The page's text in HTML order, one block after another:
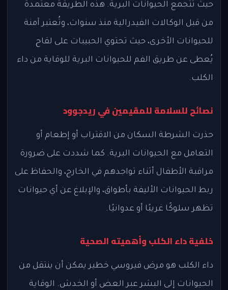
حيث تتجمع الحيوانات البرية. هذه الطريقة معتمدة
من قبل الوكالات الفيدرالية منذ سنوات، وتُعتبر آمنة
للحيوانات الأخرى، حيث تحتوي الحبيبات على لقاح
يُعطى عن طريق الفم للحيوانات البرية للوقاية من داء
الكلب.
نصائح للسلامة للمقيمين في ريدجوود
حذرت الشرطة السكان من الاقتراب أو إطعام أو
التعامل مع الحيوانات البرية. كما شددت على ضرورة
مراقبة الأطفال أثناء تواجدهم في الخارج، والحفاظ على
ربط الحيوانات الأليفة بأطواق، والإبلاغ عن أي حيوانات
تظهر سلوكًا غريبًا أو عدوانيًا.
خلفية داء الكلب وأهميته الصحية
داء الكلب هو مرض فيروسي خطير يمكن أن ينتقل من
الحيوانات إلى البشر عبر العض أو الخدش. الوقاية